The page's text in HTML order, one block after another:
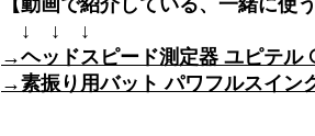
↓ ↓ ↓
→ヘッドスピード測定器 ユピテル
→素振り用バット パワフルスイン